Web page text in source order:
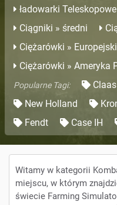
ładowarki Teleskopowe
Ciągniki » średni
Ciężarówki » Europejski
Ciężarówki » Ameryka
Popularne Tagi: Claas
New Holland
Fendt
Case IH
Witamy w kategorii
miejscu, w którym
świecie Farming